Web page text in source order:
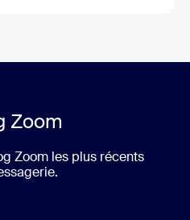
Zoom
Zoom les plus récents